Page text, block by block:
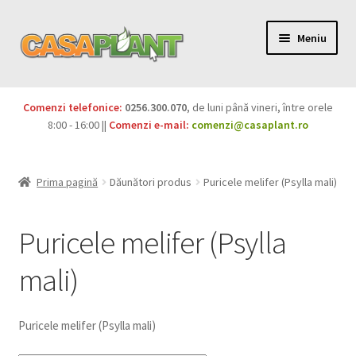
Meniu
Pesticide
Produse BIO
Igienă publică
Comenzi telefonice: 0256.300.070, de luni până vineri, între orele
8:00 - 16:00 || Comenzi e-mail: comenzi@casaplant.ro
Prima pagină Dăunători produs Puricele melifer (Psylla mali)
Puricele melifer (Psylla
mali)
Puricele melifer (Psylla mali)